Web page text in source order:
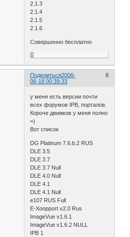
2.1.3
2.1.4
2.1.5
2.1.6
Совершенно бесплатно
0
Поделиться 8
2006-
06-18 00:39:33
у меня есть версии почти
всех форумов IPB, порталов.
Короче движков у меня полно
=)
Вот список
DG Platinum 7.6.b.2 RUS
DLE 3.5
DLE 3.7
DLE 3.7 Null
DLE 4.0 Null
DLE 4.1
DLE 4.1 Null
e107 RUS Full
E-Xoopport v2.0 Rus
ImageVue v1.6.1
ImageVue v1.6.2 NULL
IPB 1